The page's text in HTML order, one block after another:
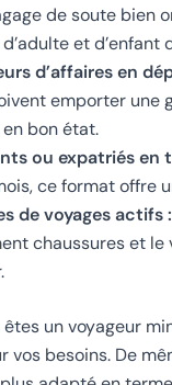
de soute bien
et d’enfant
d’affaires en
emporter une
bon état.
ou expatriés en
ce format offre
de voyages actifs :
chaussures et le
êtes un voyageur
vos besoins. De